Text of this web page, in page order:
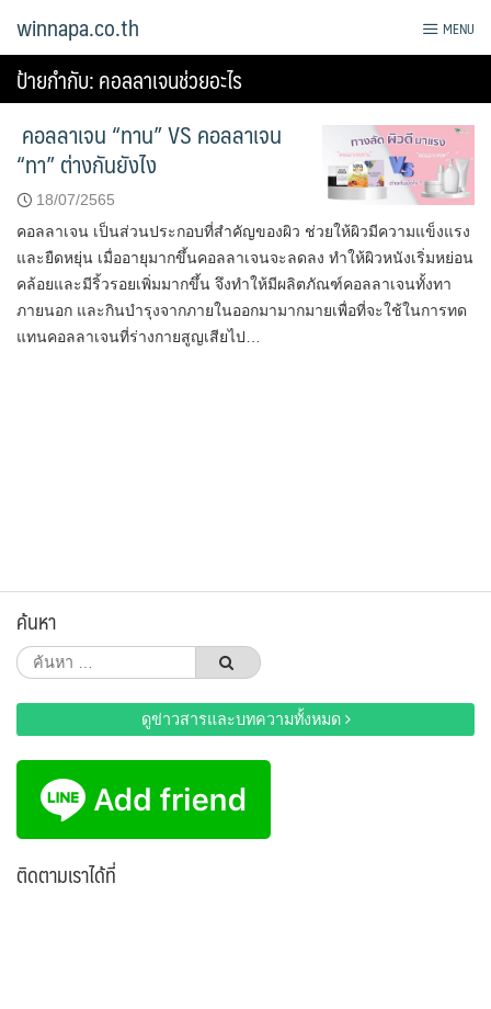
winnapa.co.th MENU
ป้ายกำกับ:คอลลาเจนช่วยอะไร
คอลลาเจน “ทาน” VS คอลลาเจน
“ทา” ต่างกันยังไง
18/07/2565
คอลลาเจน เป็นส่วนประกอบที่สำคัญของผิว ช่วยให้ผิวมีความแข็งแรง
และยืดหยุ่น เมื่ออายุมากขึ้นคอลลาเจนจะลดลง ทำให้ผิวหนังเริ่มหย่อน
คล้อยและมีริ้วรอยเพิ่มมากขึ้น จึงทำให้มีผลิตภัณฑ์คอลลาเจนทั้งทา
ภายนอก และกินบำรุงจากภายในออกมามากมายเพื่อที่จะใช้ในการทด
แทนคอลลาเจนที่ร่างกายสูญเสียไป…
ค้นหา
ค้นหา
สำหรับ:
ดูข่าวสารและบทความทั้งหมด
ติดตามเราได้ที่